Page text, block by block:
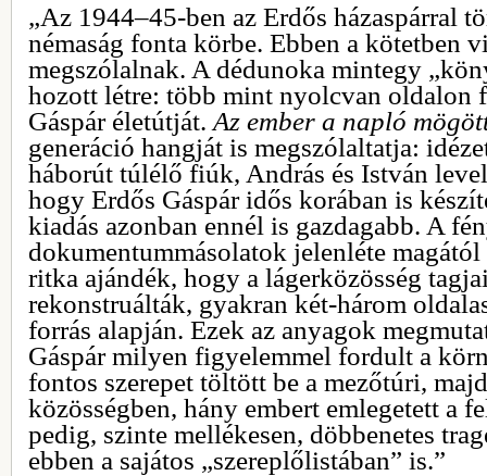
„Az 1944–45-ben az Erdős házaspárral
némaság fonta körbe. Ebben a kötetben
megszólalnak. A dédunoka mintegy
hozott létre: több mint nyolcvan oldalon
Gáspár életútját. Az ember a napló
generáció hangját is megszólaltatja:
háborút túlélő fiúk, András és István
hogy Erdős Gáspár idős korában is
kiadás azonban ennél is gazdagabb. A
dokumentummásolatok jelenléte
ritka ajándék, hogy a lágerközösség
rekonstruálták, gyakran két-három
forrás alapján. Ezek az anyagok
Gáspár milyen figyelemmel fordult a
fontos szerepet töltött be a mezőtúri,
közösségben, hány embert emlegetett a
pedig, szinte mellékesen, döbbenetes
ebben a sajátos „szereplőlistában” is.”